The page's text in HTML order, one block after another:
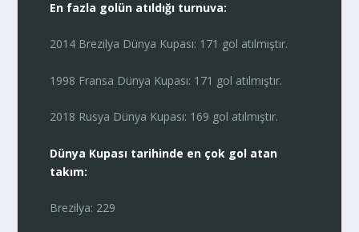
En fazla golün atıldığı turnuva:
2014 Brezilya Dünya Kupası: 171 gol atılmıştır.
1998 Fransa Dünya Kupası: 171 gol atılmıştır.
2018 Rusya Dünya Kupası: 169 gol atılmıştır.
Dünya Kupası tarihinde en çok gol atan
takım:
Brezilya: 229